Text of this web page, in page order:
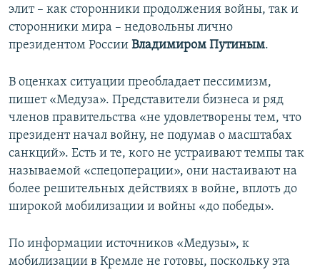
элит – как сторонники продолжения войны, так и
сторонники мира – недовольны лично
президентом России Владимиром Путиным.
В оценках ситуации преобладает пессимизм,
пишет «Медуза». Представители бизнеса и ряд
членов правительства «не удовлетворены тем, что
президент начал войну, не подумав о масштабах
санкций». Есть и те, кого не устраивают темпы так
называемой «спецоперации», они настаивают на
более решительных действиях в войне, вплоть до
широкой мобилизации и войны «до победы».
По информации источников «Медузы», к
мобилизации в Кремле не готовы, поскольку эта